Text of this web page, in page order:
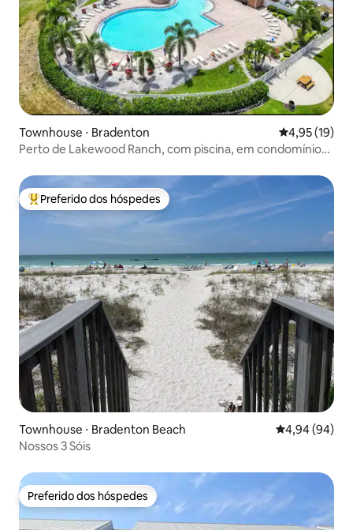
Townhouse ⋅ Bradenton 4,95 de uma
4,95 (19)
Perto de Lakewood Ranch, com piscina, em condomínio
Entre os melhores preferidos dos hóspedes
Preferido dos hóspedes
Townhouse ⋅ Bradenton Beach 4,94 de uma
4,94 (94)
Nossos 3 Sóis
Preferido dos hóspedes
Preferido dos hóspedes